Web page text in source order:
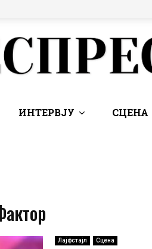
ИНТЕРВЈУ СЦЕНА
Лајфстајл Сцена